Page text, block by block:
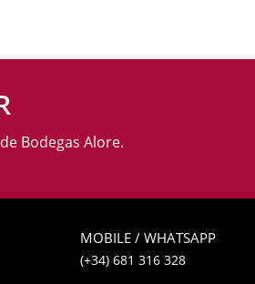
Bodegas Alore.
MOBILE / WHATSAPP
(+34) 681 316 328